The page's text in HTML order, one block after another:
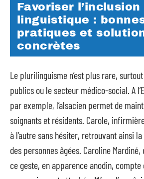
Favoriser l’inclusion
linguistique :
pratiques et
concrètes
Le plurilinguisme n’est plus rare,
publics ou le secteur médico-social. A
par exemple, l’alsacien permet de
soignants et résidents. Carole,
à l’autre sans hésiter, retrouvant ainsi la
des personnes âgées. Caroline
ce geste, en apparence anodin,